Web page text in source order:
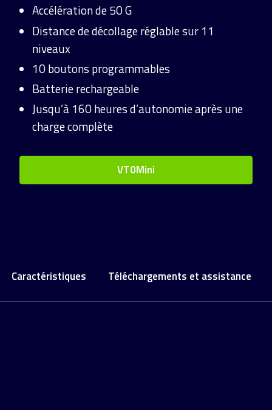
Accélération de 50 G
Distance de décollage réglable sur 11
niveaux
10 boutons programmables
Batterie rechargeable
Jusqu’à 160 heures d’autonomie après une
charge complète
VT0Mini
Caractéristiques Téléchargements et assistance